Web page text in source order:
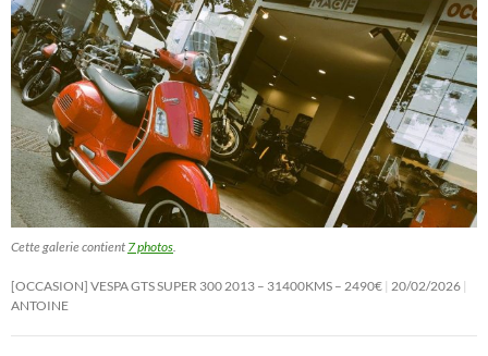
Cette galerie contient 7 photos
[OCCASION] VESPA GTS SUPER 300 2013 – 31400KMS – 2490€ 20/02/2026
ANTOINE